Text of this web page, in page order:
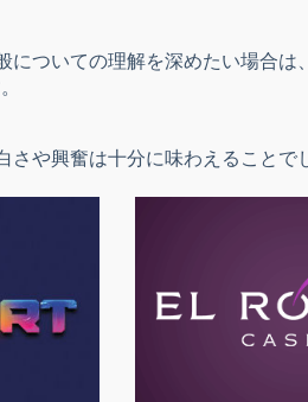
ついての理解を深めたい場合
や興奮は十分に味わえること